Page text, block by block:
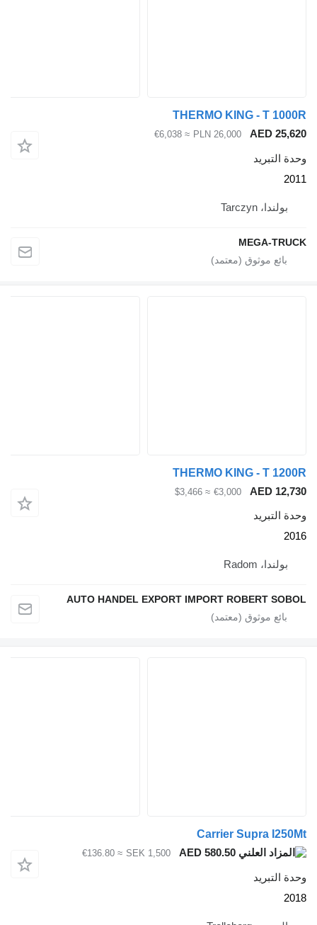
THERMO KING - T
AED
PLN 26,000
≈ €6,038
MEGA-
THERMO KING - T
AED
€3,000
≈ $3,466
AUTO HANDEL EXPORT IMPORT ROBERT
Carrier Supra
AED 580.50
SEK 1,500
≈ €136.80